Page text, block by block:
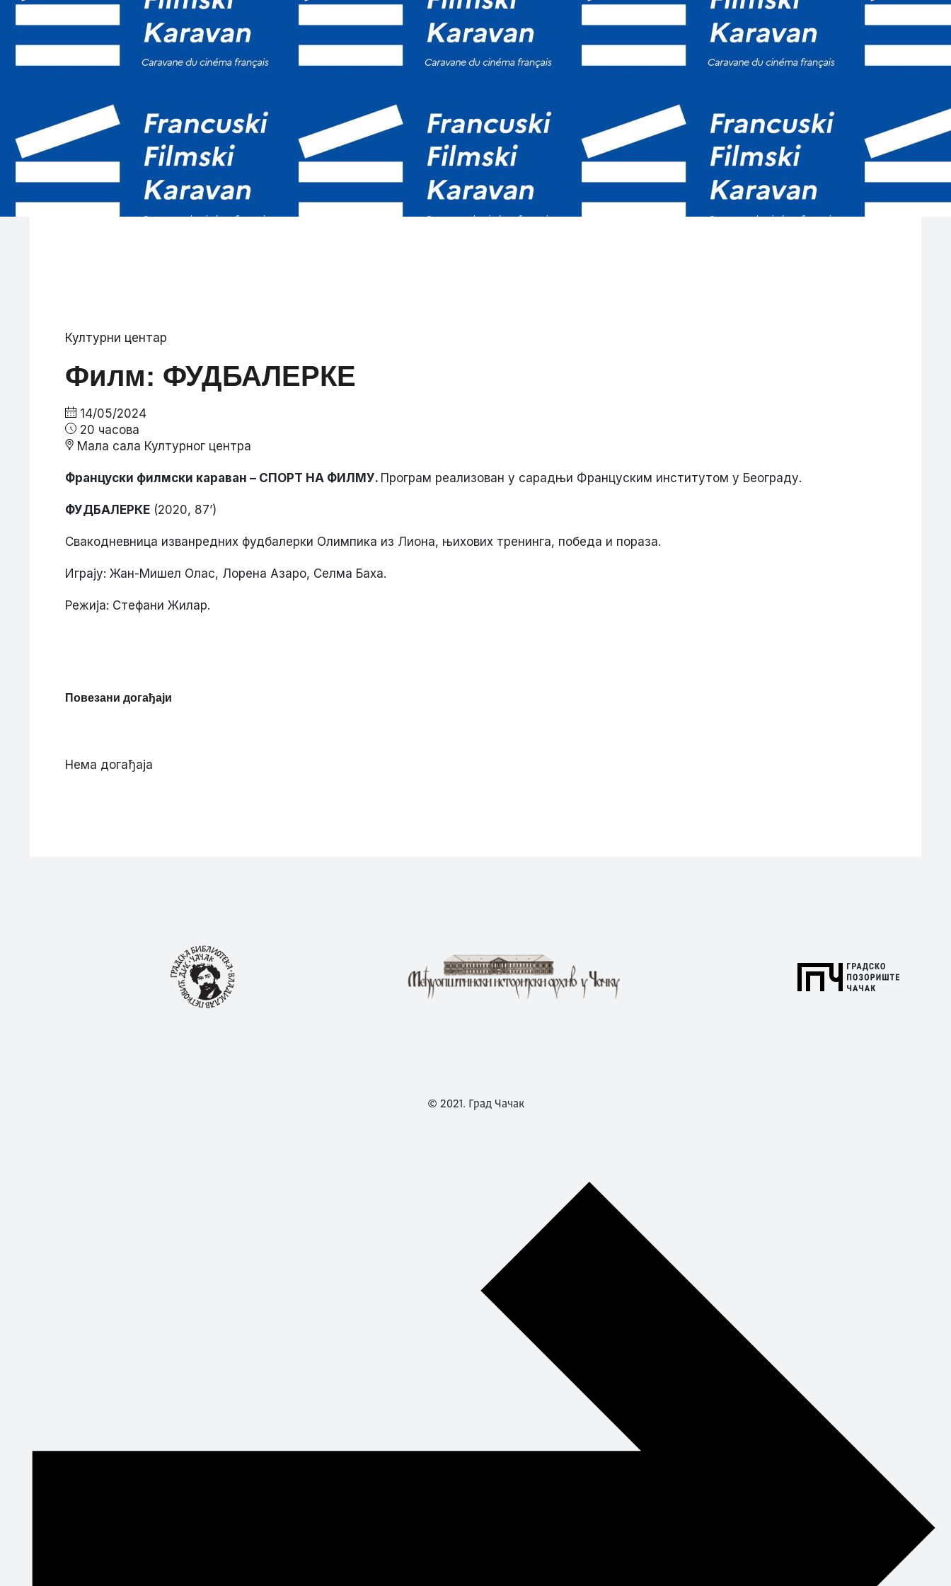
Културни центар
Филм: ФУДБАЛЕРКЕ
14/05/2024
20 часова
Мала сала Културног центра
Француски филмски караван – СПОРТ НА ФИЛМУ. Програм реализован у сарадњи Француским институтом у Београду.
ФУДБАЛЕРКЕ (2020, 87’)
Свакодневница изванредних фудбалерки Олимпика из Лиона, њихових тренинга, победа и пораза.
Играју: Жан-Мишел Олас, Лорена Азаро, Селма Баха.
Режија: Стефани Жилар.
Повезани догађаји
Нема догађаја
© 2021. Град Чачак